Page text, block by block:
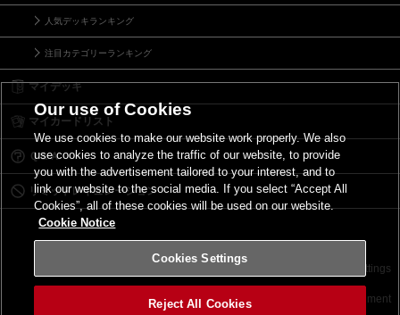
人気デッキランキング
注目カテゴリーランキング
マイデッキ
マイカードリスト
Ｑ＆Ａ
リミットレギュレーション
サイトポリシー Cookies Settings
©2026 Konami Digital Entertainment
Our use of Cookies
We use cookies to make our website work properly. We also
use cookies to analyze the traffic of our website, to provide
you with the advertisement tailored to your interest, and to
link our website to the social media. If you select “Accept All
Cookies”, all of these cookies will be used on our website.
Cookie Notice
Cookies Settings
Reject All Cookies